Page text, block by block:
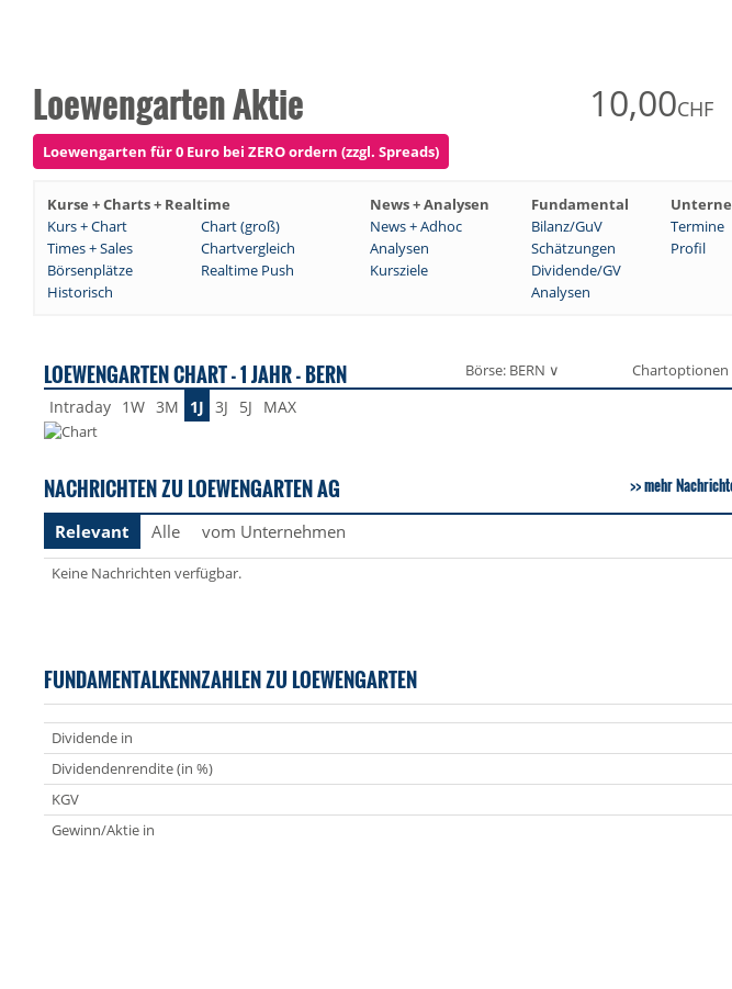
Loewengarten Aktie 10,00CHF
Loewengarten für 0 Euro bei ZERO ordern (zzgl. Spreads)
Kurse + Charts + Realtime News + Analysen Fundamental
Kurs + Chart
Chart (groß) News + Adhoc Bilanz/GuV Termine
Times + Sales
Chartvergleich Analysen Schätzungen Profil
Börsenplätze
Realtime Push Kursziele Dividende/GV
Historisch
Analysen
LOEWENGARTEN CHART - 1 JAHR - BERN Börse: BERN ∨ Chartoptionen
Intraday 1W 3M 1J 3J 5J MAX
NACHRICHTEN ZU LOEWENGARTEN AG mehr
Relevant Alle vom Unternehmen
Keine Nachrichten verfügbar.
FUNDAMENTALKENNZAHLEN ZU LOEWENGARTEN
Dividende in
Dividendenrendite (in %)
KGV
Gewinn/Aktie in